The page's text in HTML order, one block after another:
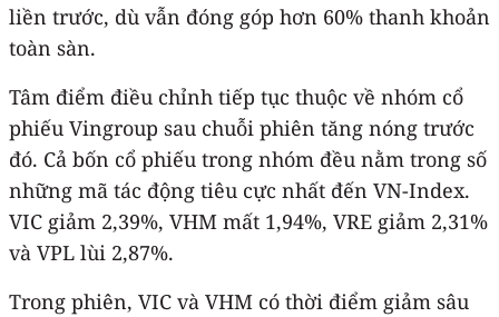
liền trước, dù vẫn đóng góp hơn 60% thanh khoản
toàn sàn.
Tâm điểm điều chỉnh tiếp tục thuộc về nhóm cổ
phiếu Vingroup sau chuỗi phiên tăng nóng trước
đó. Cả bốn cổ phiếu trong nhóm đều nằm trong số
những mã tác động tiêu cực nhất đến VN-Index.
VIC giảm 2,39%, VHM mất 1,94%, VRE giảm 2,31%
và VPL lùi 2,87%.
Trong phiên, VIC và VHM có thời điểm giảm sâu